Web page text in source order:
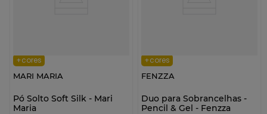
+cores
MARI MARIA
Pó Solto Soft Silk - Mari
Maria
+cores
FENZZA
Duo para Sobrancelhas -
Pencil & Gel - Fenzza